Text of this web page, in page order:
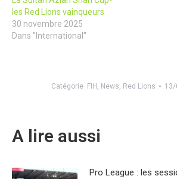
les Red Lions vainqueurs
30 novembre 2025
Dans "International"
Catégorie FIH , News, Red Lions 13/
A lire aussi
Pro League : les